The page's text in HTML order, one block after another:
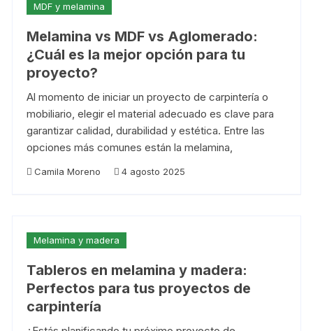
MDF y melamina
Melamina vs MDF vs Aglomerado:
¿Cuál es la mejor opción para tu
proyecto?
Al momento de iniciar un proyecto de carpintería o
mobiliario, elegir el material adecuado es clave para
garantizar calidad, durabilidad y estética. Entre las
opciones más comunes están la melamina,
Camila Moreno 4 agosto 2025
Melamina y madera
Tableros en melamina y madera:
Perfectos para tus proyectos de
carpintería